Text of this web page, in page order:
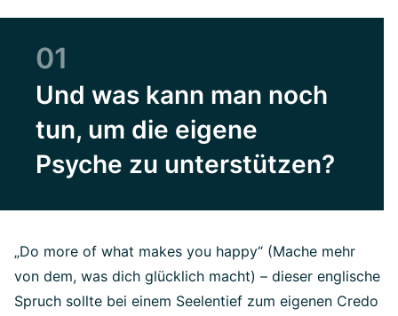
01
Und was kann man noch
tun, um die eigene
Psyche zu unterstützen?
„Do more of what makes you happy“ (Mache mehr
von dem, was dich glücklich macht) – dieser englische
Spruch sollte bei einem Seelentief zum eigenen Credo